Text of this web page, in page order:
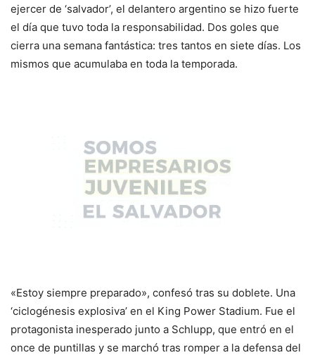
ejercer de ‘salvador’, el delantero argentino se hizo fuerte
el día que tuvo toda la responsabilidad. Dos goles que
cierra una semana fantástica: tres tantos en siete días. Los
mismos que acumulaba en toda la temporada.
«Estoy siempre preparado», confesó tras su doblete. Una
‘ciclogénesis explosiva’ en el King Power Stadium. Fue el
protagonista inesperado junto a Schlupp, que entró en el
once de puntillas y se marchó tras romper a la defensa del